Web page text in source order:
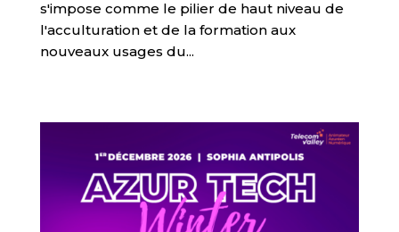
s'impose comme le pilier de haut niveau de
l'acculturation et de la formation aux
nouveaux usages du...